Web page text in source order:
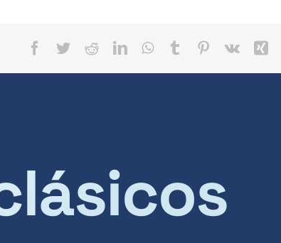
Facebook
TwitterRedditLinkedInWhatsApp
TumblrPinterest
Vk